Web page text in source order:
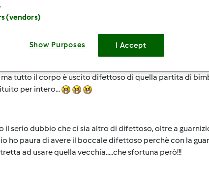
- 13:10
quelli, mesi e mesi fa mi è arrivata la lettera... ma la
anni si è già rotta la manopola della velocità, ogni
me lo hanno reso (Lodi) dopo ben 3 settimane. Sono
tutto il corpo è uscito difettoso di quella partita di
per intero...
il serio dubbio che ci sia altro di difettoso, oltre a
ho paura di avere il boccale difettoso perchè con la
ad usare quella vecchia.....che sfortuna però!!!
(vendors)
Show Purposes I Accept